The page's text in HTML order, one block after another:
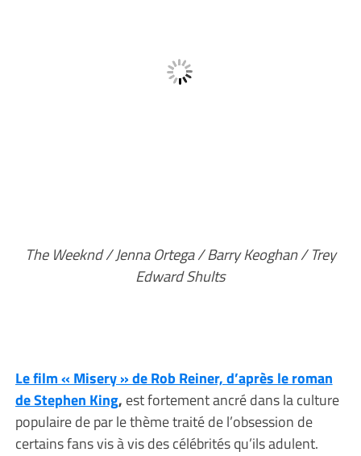
The Weeknd / Jenna Ortega / Barry Keoghan / Trey
Edward Shults
Le film « Misery » de Rob Reiner, d’après le roman
de Stephen King, est fortement ancré dans la culture
populaire de par le thème traité de l’obsession de
certains fans vis à vis des célébrités qu’ils adulent.